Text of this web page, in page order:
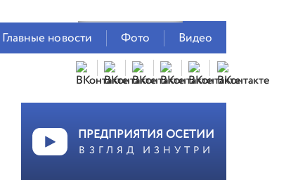
Главные новости Фото Видео
ПРЕДПРИЯТИЯ ОСЕТИИ
ВЗГЛЯД ИЗНУТРИ